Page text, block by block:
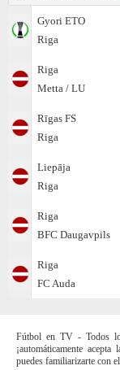
Gyоri ETO
Riga
Riga
Metta / LU
Rīgas FS
Riga
Liepāja
Riga
Riga
BFC Daugavpils
Riga
FC Auda
Fútbol en TV - Todos
¡automáticamente
puedes familiarizarte con